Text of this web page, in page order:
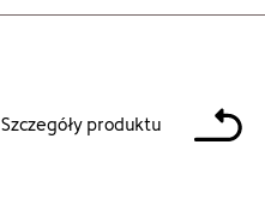
Szczegóły produktu